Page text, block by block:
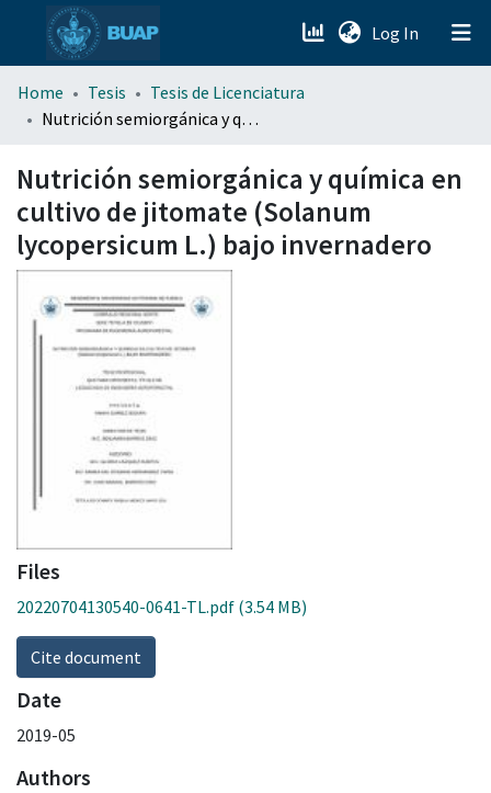
Log In (current)
menu.section.about_menu
Home Tesis
Tesis de Licenciatura
Nutrición semiorgánica y química en cultivo de jitomate (Solanum lycopersicum L.) bajo invernadero
Nutrición semiorgánica y química en
cultivo de jitomate (Solanum
lycopersicum L.) bajo invernadero
Files
20220704130540-0641-TL.pdf (3.54 MB)
Cite document
Date
2019-05
Authors